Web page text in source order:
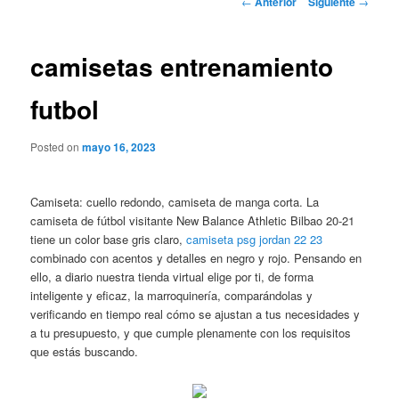
camisetas entrenamiento
futbol
Posted onmayo 16, 2023
Camiseta: cuello redondo, camiseta de manga corta. La
camiseta de fútbol visitante New Balance Athletic Bilbao 20-21
tiene un color base gris claro,camiseta psg jordan 22 23
combinado con acentos y detalles en negro y rojo. Pensando en
ello, a diario nuestra tienda virtual elige por ti, de forma
inteligente y eficaz, la marroquinería, comparándolas y
verificando en tiempo real cómo se ajustan a tus necesidades y
a tu presupuesto, y que cumple plenamente con los requisitos
que estás buscando.